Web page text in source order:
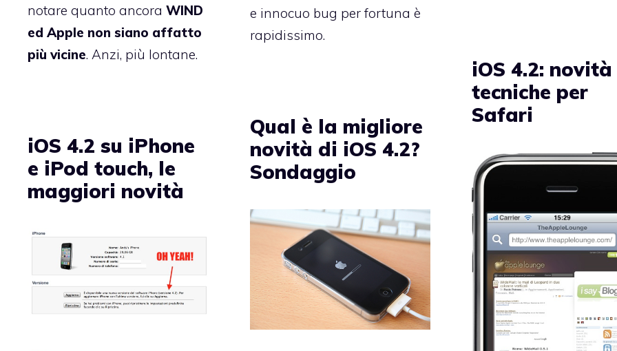
notare quanto ancora WIND
ed Apple non siano affatto
più vicine. Anzi, più lontane.
e innocuo bug per fortuna è
rapidissimo.
iOS 4.2: novità
tecniche per
Safari
Qual è la migliore
novità di iOS 4.2?
Sondaggio
iOS 4.2 su iPhone
e iPod touch, le
maggiori novità